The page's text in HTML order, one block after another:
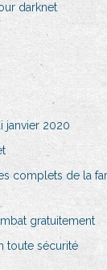
darknet
janvier 2020
complets de la
gratuitement
toute sécurité